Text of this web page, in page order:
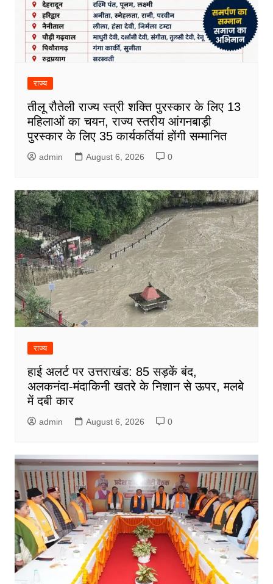
राज्य
तीलू रौतेली राज्य स्त्री शक्ति पुरस्कार के लिए 13
महिलाओं का चयन, राज्य स्तरीय आंगनबाड़ी
पुरस्कार के लिए 35 कार्यकर्तियां होंगी सम्मानित
admin August 6, 2026 0
राज्य
हाई अलर्ट पर उत्तराखंड: 85 सड़कें बंद,
अलकनंदा-मंदाकिनी खतरे के निशान से ऊपर, मलबे
में दबी कार
admin August 6, 2026 0